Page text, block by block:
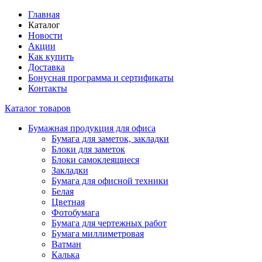
Главная
Каталог
Новости
Акции
Как купить
Доставка
Бонусная программа и сертификаты
Контакты
Каталог товаров
Бумажная продукция для офиса
Бумага для заметок, закладки
Блоки для заметок
Блоки самоклеящиеся
Закладки
Бумага для офисной техники
Белая
Цветная
Фотобумага
Бумага для чертежных работ
Бумага миллиметровая
Ватман
Калька